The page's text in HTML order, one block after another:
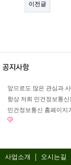
이전글
앞으로도 많은 관심과
항상 저희 민건정보통
민건정보통신 홈페이
사업소개 오시는길